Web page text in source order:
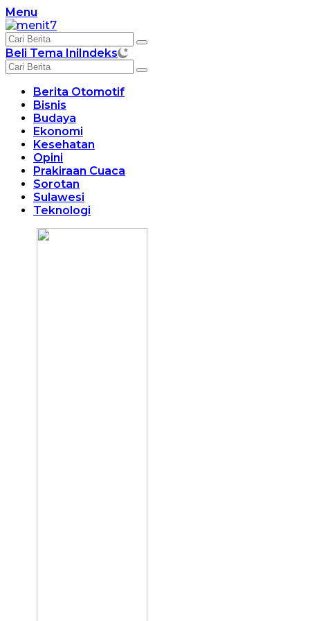
Langsung
ke
konten
Menu
Beli Tema IniIndeks
Berita Otomotif
Bisnis
Budaya
Ekonomi
Kesehatan
Opini
Prakiraan Cuaca
Sorotan
Sulawesi
Teknologi